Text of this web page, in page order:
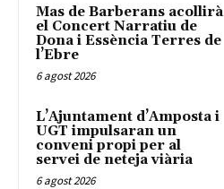
Mas de Barberans acollirà
el Concert Narratiu de
Dona i Essència Terres de
l’Ebre
6 agost 2026
L’Ajuntament d’Amposta i
UGT impulsaran un
conveni propi per al
servei de neteja viària
6 agost 2026